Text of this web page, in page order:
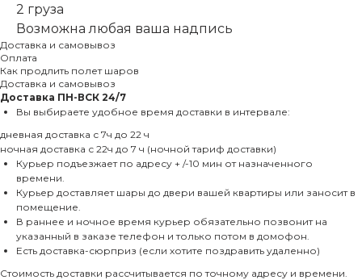
2 груза
Возможна любая ваша надпись
Доставка и самовывоз
Оплата
Как продлить полет шаров
Доставка и самовывоз
Доставка ПН-ВСК 24/7
Вы выбираете удобное время доставки в интервале:
дневная доставка с 7ч до 22 ч
ночная доставка с 22ч до 7 ч (ночной тариф доставки)
Курьер подъезжает по адресу + /-10 мин от назначенного
времени.
Курьер доставляет шары до двери вашей квартиры или заносит в
помещение.
В раннее и ночное время курьер обязательно позвонит на
указанный в заказе телефон и только потом в домофон.
Есть доставка-сюрприз (если хотите поздравить удаленно)
Стоимость доставки рассчитывается по точному адресу и времени.